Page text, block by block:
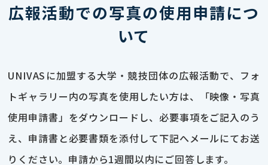
広報活動での写真の使用申請につ
いて
UNIVASに加盟する大学・競技団体の広報活動で、フォ
トギャラリー内の写真を使用したい方は、「映像・写真
使用申請書」をダウンロードし、必要事項をご記入のう
え、申請書と必要書類を添付して下記へメールにてお送
りください。申請から1週間以内にご回答します。